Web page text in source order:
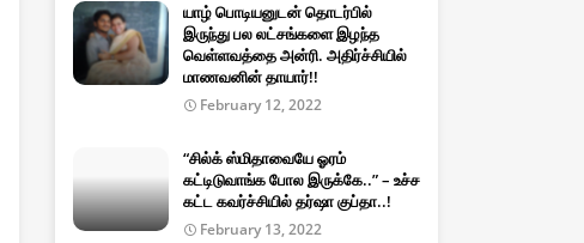
யாழ் பொடியனுடன் தொடர்பில்
இருந்து பல லட்சங்களை இழந்த
வெள்ளவத்தை அன்ரி. அதிர்ச்சியில்
மாணவனின் தாயார்!!
February 12, 2022
“சில்க் ஸ்மிதாவையே ஓரம்
கட்டிடுவாங்க போல இருக்கே..” – உச்ச
கட்ட கவர்ச்சியில் தர்ஷா குப்தா..!
February 13, 2022